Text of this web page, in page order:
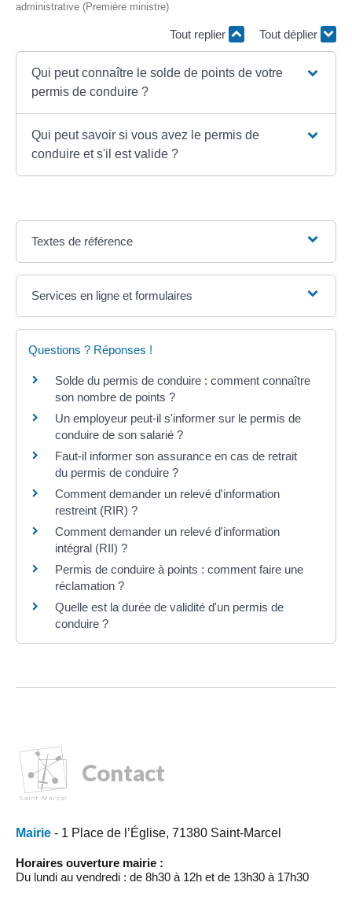
administrative (Première ministre)
Tout replier Tout déplier
Qui peut connaître le solde de points de votre
permis de conduire ?
Qui peut savoir si vous avez le permis de
conduire et s'il est valide ?
Textes de référence
Services en ligne et formulaires
Questions ? Réponses !
Solde du permis de conduire : comment connaître
son nombre de points ?
Un employeur peut-il s'informer sur le permis de
conduire de son salarié ?
Faut-il informer son assurance en cas de retrait
du permis de conduire ?
Comment demander un relevé d'information
restreint (RIR) ?
Comment demander un relevé d'information
intégral (RII) ?
Permis de conduire à points : comment faire une
réclamation ?
Quelle est la durée de validité d'un permis de
conduire ?
Contact
Mairie - 1 Place de l’Église, 71380 Saint-Marcel
Horaires ouverture mairie :
Du lundi au vendredi : de 8h30 à 12h et de 13h30 à 17h30